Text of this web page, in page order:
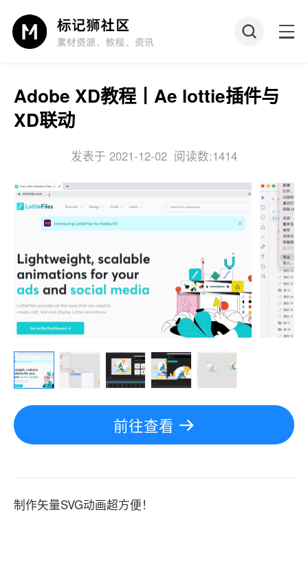
Adobe XD教程丨Ae lottie插件与
XD联动
发表于 2021-12-02 阅读数:1414
前往查看
制作矢量SVG动画超方便！